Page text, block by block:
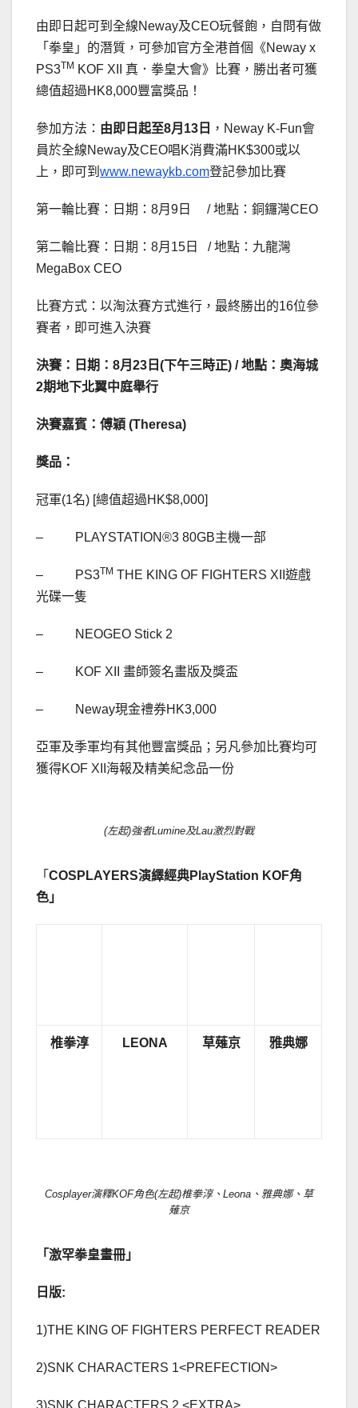
由即日起可到全線Neway及CEO玩餐飽，自問有做
「拳皇」的潛質，可參加官方全港首個《Neway x
PS3TM KOF XII 真．拳皇大會》比賽，勝出者可獲
總值超過HK8,000豐富獎品！
參加方法： 由即日起至8月13 日 ，Neway K-Fun會
員於全線Neway及CEO唱K消費滿HK$300或以
上，即可到 www.newaykb.com登記參加比賽
第一輪比賽：日期：8月9日 / 地點：銅鑼灣CEO
第二輪比賽：日期：8月15日 / 地點：九龍灣
MegaBox CEO
比賽方式：以淘汰賽方式進行，最終勝出的16位參
賽者，即可進入決賽
決賽：日期：8月23日(下午三時正) /地點：奧海城
2期地下北翼中庭舉行
決賽嘉賓：傅穎 (Theresa)
獎品：
冠軍(1名) [總值超過HK$8,000]
– PLAYSTATION®3 80GB主機一部
– PS3TM THE KING OF FIGHTERS XII遊戲
光碟一隻
– NEOGEO Stick 2
– KOF XII 畫師簽名畫版及獎盃
– Neway現金禮券HK3,000
亞軍及季軍均有其他豐富獎品；另凡參加比賽均可
獲得KOF XII海報及精美紀念品一份
(左起)強者Lumine及Lau激烈對戰
「 COSPLAYERS演繹經典PlayStation KOF角
色」
椎拳淳 LEONA 草薙京 雅典娜
Cosplayer演釋KOF角色(左起)椎拳淳、Leona、雅典娜、草
薙京
「激罕拳皇畫冊」
日版:
1)THE KING OF FIGHTERS PERFECT READER
2)SNK CHARACTERS 1<PREFECTION>